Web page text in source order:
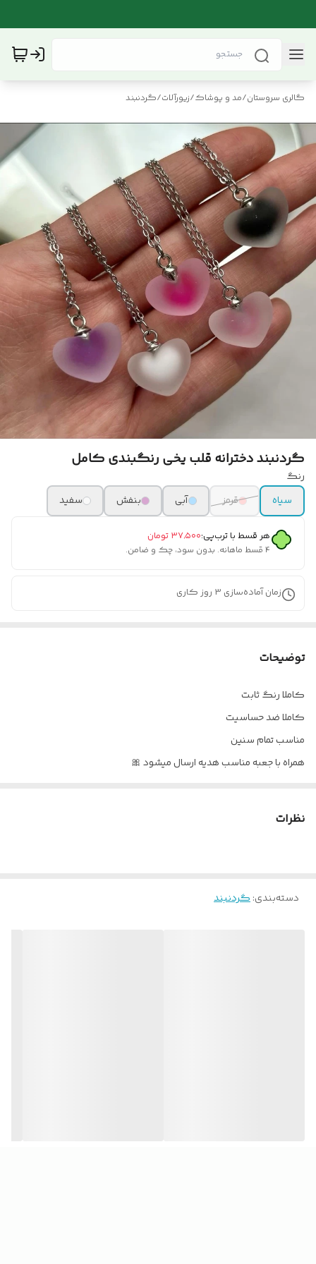
گالری سروستان/مد و پوشاک/زیورآلات/گردنبند
گردنبند دخترانه قلب یخی رنگبندی کامل
رنگ
سیاه
قرمز آبی بنفش سفید
هر قسط با ترب‌پی:۳۷٬۵۰۰ تومان
۴ قسط ماهانه. بدون سود، چک و ضامن.
زمان آماده‌سازی 3 روز کاری
توضیحات
کاملا رنگ ثابت
کاملا ضد حساسیت
مناسب تمام سنین
همراه با جعبه مناسب هدیه ارسال میشود 🎀
نظرات
دسته‌بندی:گردنبند